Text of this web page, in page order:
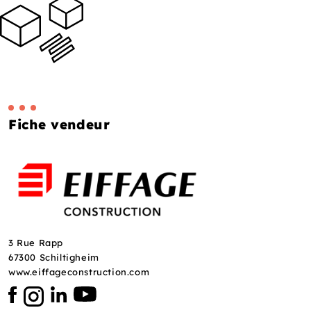
Fiche vendeur
3 Rue Rapp
67300 Schiltigheim
www.eiffageconstruction.com